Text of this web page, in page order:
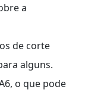
a
de corte
alguns.
o que pode